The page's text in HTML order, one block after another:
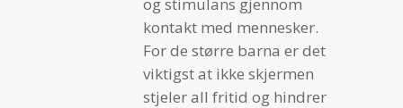
kontakt med mennesker.
For de større barna er det
viktigst at ikke skjermen
stjeler all fritid og hindrer